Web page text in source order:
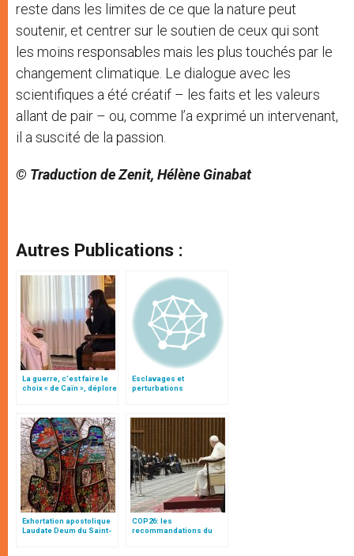
reste dans les limites de ce que la nature peut
soutenir, et centrer sur le soutien de ceux qui sont
les moins responsables mais les plus touchés par le
changement climatique. Le dialogue avec les
scientifiques a été créatif – les faits et les valeurs
allant de pair – ou, comme l’a exprimé un intervenant,
il a suscité de la passion.
© Traduction de Zenit, Hélène Ginabat
Autres Publications :
La guerre, c’est faire le
choix « de Caïn », déplore
Esclavages et
perturbations
Exhortation apostolique
Laudate Deum du Saint-
COP26: les
recommandations du